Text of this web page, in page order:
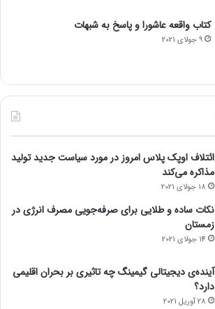
کتاب واقعه عاشورا و پاسخ به شبهات
9 جولای 2021
ائتلاف اوپک پلاس امروز در مورد سیاست جدید تولید
مذاکره می‌کند
18 جولای 2021
نکات ساده و طلایی برای صرفه‌جویی مصرف انرژی در
زمستان
14 جولای 2021
آینده‌ی دیجیتالی گیمینگ چه تاثیری بر بحران اقلیمی
دارد؟
28 آوریل 2021